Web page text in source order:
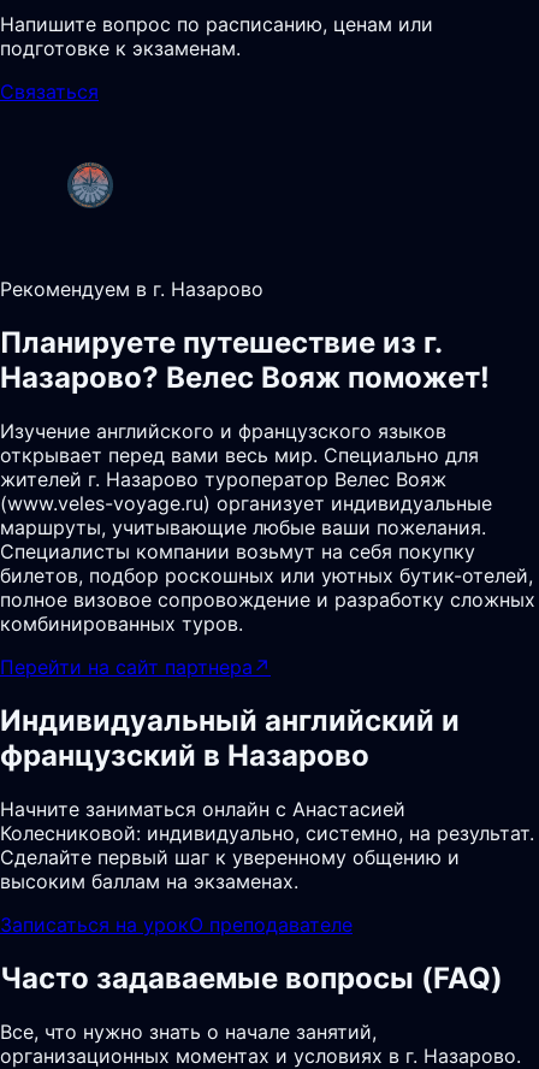
Напишите вопрос по расписанию, ценам или
подготовке к экзаменам.
Связаться
Рекомендуем в г. Назарово
Планируете путешествие из г.
Назарово? Велес Вояж поможет!
Изучение английского и французского языков
открывает перед вами весь мир. Специально для
жителей г. Назарово туроператор Велес Вояж
(www.veles-voyage.ru) организует индивидуальные
маршруты, учитывающие любые ваши пожелания.
Специалисты компании возьмут на себя покупку
билетов, подбор роскошных или уютных бутик-отелей,
полное визовое сопровождение и разработку сложных
комбинированных туров.
Перейти на сайт партнера ↗
Индивидуальный английский и
французский в Назарово
Начните заниматься онлайн с Анастасией
Колесниковой: индивидуально, системно, на результат.
Сделайте первый шаг к уверенному общению и
высоким баллам на экзаменах.
Записаться на урокО преподавателе
Часто задаваемые вопросы (FAQ)
Все, что нужно знать о начале занятий,
организационных моментах и условиях в г. Назарово.